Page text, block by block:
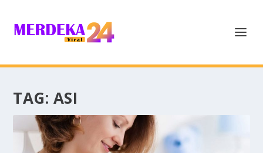
TAG: ASI